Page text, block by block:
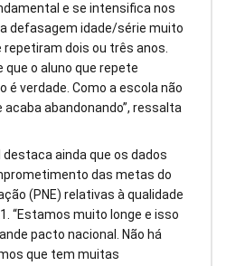
e se intensifica nos
defasagem idade/série muito
dois ou três anos.
que o aluno que repete
é verdade. Como a escola não
abandonando”, ressalta
ainda que os dados
das metas do
(PNE) relativas à qualidade
“Estamos muito longe e isso
pacto nacional. Não há
que tem muitas